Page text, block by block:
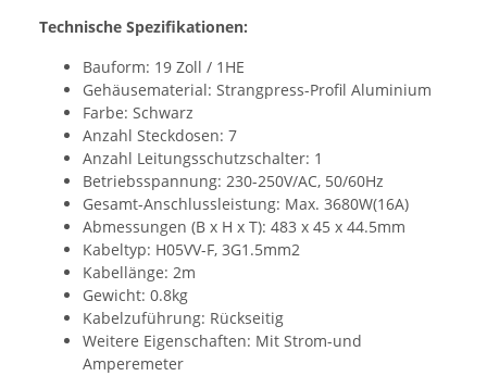
Technische Spezifikationen:
Bauform: 19 Zoll / 1HE
Gehäusematerial: Strangpress-Profil Aluminium
Farbe: Schwarz
Anzahl Steckdosen: 7
Anzahl Leitungsschutzschalter: 1
Betriebsspannung: 230-250V/AC, 50/60Hz
Gesamt-Anschlussleistung: Max. 3680W(16A)
Abmessungen (B x H x T): 483 x 45 x 44.5mm
Kabeltyp: H05VV-F, 3G1.5mm2
Kabellänge: 2m
Gewicht: 0.8kg
Kabelzuführung: Rückseitig
Weitere Eigenschaften: Mit Strom-und
Amperemeter